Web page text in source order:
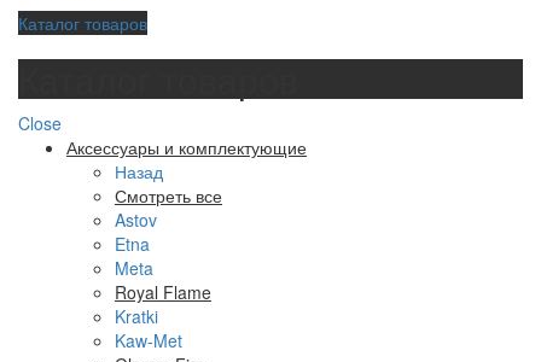
Каталог товаров
Close
Аксессуары и комплектующие
Назад
Смотреть все
Astov
Etna
Meta
Royal Flame
Kratki
Kaw-Met